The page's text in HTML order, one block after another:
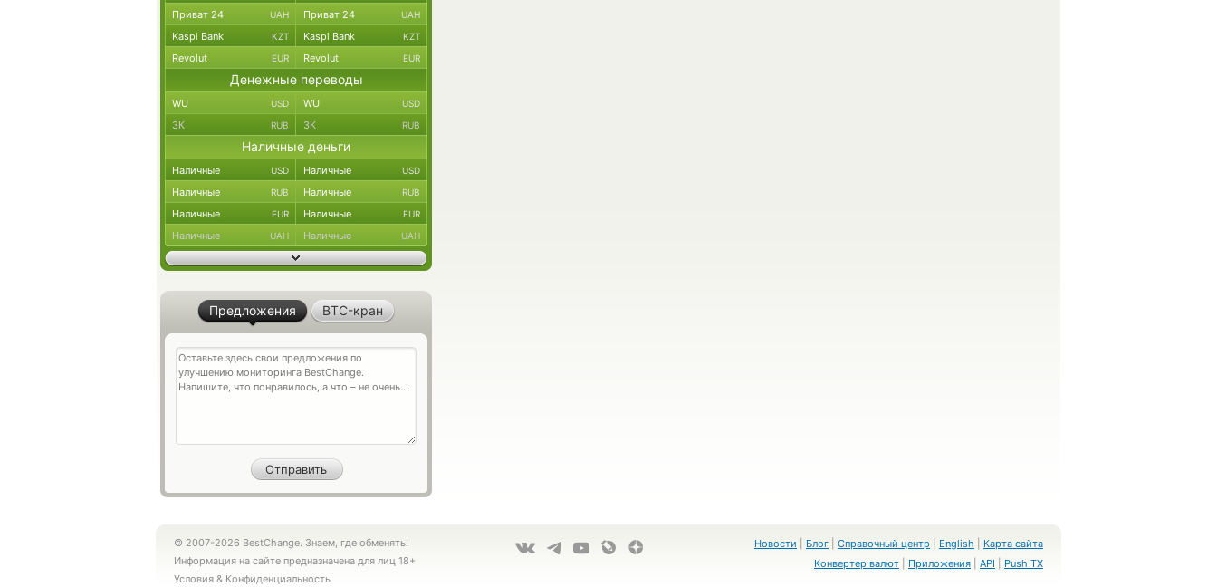
Приват 24 UAH Приват 24 UAH
Kaspi Bank KZT Kaspi Bank KZT
Revolut EUR Revolut EUR
Денежные переводы
WU USD WU USD
ЗК RUB ЗК RUB
Наличные деньги
Наличные USD Наличные USD
Наличные RUB Наличные RUB
Наличные EUR Наличные EUR
Наличные UAH Наличные UAH
Предложения BTC-кран
© 2007-2026 BestChange. Знаем, где обменять!
Информация на сайте предназначена для лиц 18+
Условия & Конфиденциальность
Новости Блог Справочный центр English
Карта сайта
Конвертер валют
Приложения API Push TX